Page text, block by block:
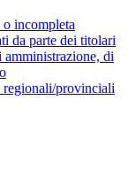
o incompleta
da parte dei titolari
di
provinciali